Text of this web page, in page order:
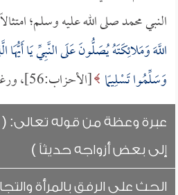
النبي محمد صلى الله عليه وسلم؛
اللَّهَ وَمَلائِكَتَهُ يُصَلُّونَ عَلَى النَّبِيِّ يَا أَيُّهَا
وَسَلِّمُوا تَسْلِيمًا [الأحزاب:56]، ورغبة في الأجر والثواب.
عبرة وعظة من قوله تعالى: (
إلى بعض أزواجه حديثاً )
الحث على الرفق بالمرأة